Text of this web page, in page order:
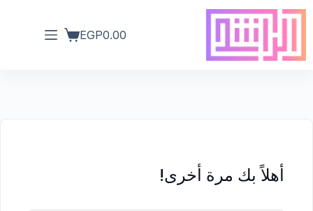
EGP0.00
أهلاً بك مرة أخرى!